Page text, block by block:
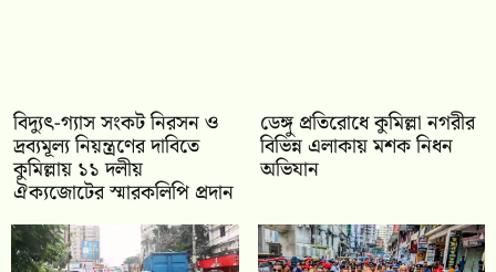
‎বিদ্যুৎ-গ্যাস সংকট নিরসন ও
দ্রব্যমূল্য নিয়ন্ত্রণের দাবিতে
কুমিল্লায় ১১ দলীয়
ঐক‍্যজোটের স্মারকলিপি প্রদান
ডেঙ্গু প্রতিরোধে কুমিল্লা নগরীর
বিভিন্ন এলাকায় মশক নিধন
অভিযান